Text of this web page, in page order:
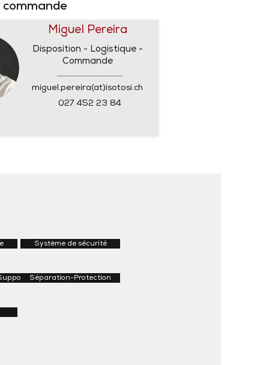
commande
Miguel Pereira
Disposition - Logistique -
Commande
miguel.pereira(at)isotosi.ch
027 452 23 84
Système de sécurité
Séparation-Protection